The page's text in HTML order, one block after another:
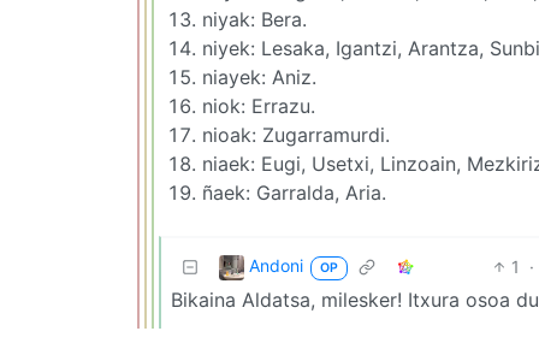
niyak: Bera.
niyek: Lesaka, Igantzi, Arantza,
niayek: Aniz.
niok: Errazu.
nioak: Zugarramurdi.
niaek: Eugi, Usetxi, Linzoain,
ñaek: Garralda, Aria.
Andoni OP 1 ·
Bikaina Aldatsa, milesker! Itxura osoa du